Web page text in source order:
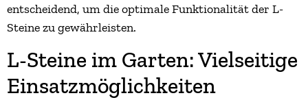
entscheidend, um die optimale Funktionalität der L-
Steine zu gewährleisten.
L-Steine im Garten: Vielseitige
Einsatzmöglichkeiten